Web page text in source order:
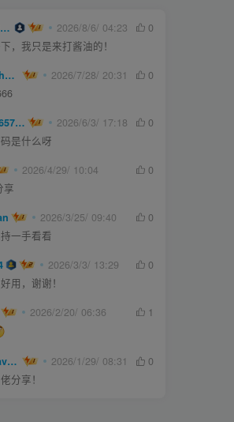
swwl2457 2026/8/6/ 04:23
0
，我只是来打酱油的！
Hackzheng 2026/7/28/ 20:31
0
q794565750 2026/6/3/ 17:18
0
是什么呀
2026/4/29/ 10:04
0
享
2026/3/25/ 09:40
0
一手看看
2026/3/3/ 13:29
0
用，谢谢！
2026/2/20/ 06:36
1
i5g29ave0m 2026/1/29/ 08:31
0
分享！